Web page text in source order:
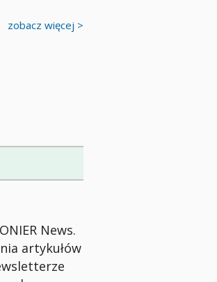
zobacz więcej >
News.
artykułów